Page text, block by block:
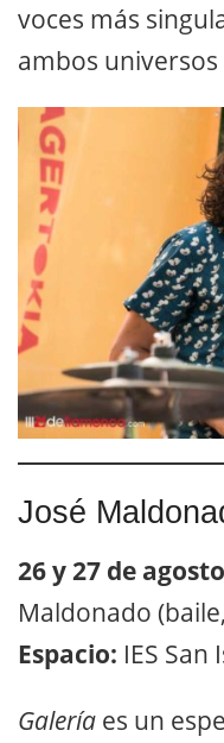
voces más
ambos
José
26 y 27 de
Maldonado
Espacio: IES San
Galería es un